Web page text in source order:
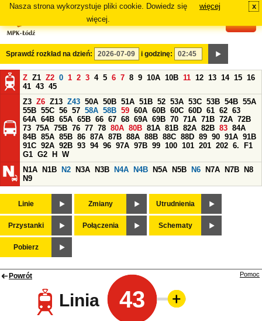
Nasza strona wykorzystuje pliki cookie. Dowiedz się
więcej.
więcej x
Sprawdź rozkład na dzień: i godzinę:
Z Z1 Z2 0 1 2 3 4 5 6 7 8 9 10A 10B 11 12 13 14 15 16
41 43 45
Z3 Z6 Z13 Z43 50A 50B 51A 51B 52 53A 53C 53B 54B 55A
55B 55C 56 57 58A 58B 59 60A 60B 60C 60D 61 62 63
64A 64B 65A 65B 66 67 68 69A 69B 70 71A 71B 72A 72B
73 75A 75B 76 77 78 80A 80B 81A 81B 82A 82B 83 84A
84B 85A 85B 86 87A 87B 88A 88B 88C 88D 89 90 91A 91B
91C 92A 92B 93 94 96 97A 97B 99 100 101 201 202 6.
F1
G1 G2 H
W
N1A
N1B N2 N3A N3B N4A N4B N5A N5B N6 N7A N7B
N8
N9
Linie Zmiany Utrudnienia
Przystanki Połączenia Schematy
Pobierz
Powrót
Linia 43
Pomoc